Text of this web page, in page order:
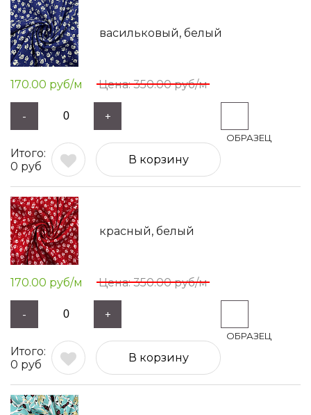
васильковый, белый
170.00 руб/м 350.00руб/м
- +
0 руб
В корзину
красный, белый
170.00 руб/м 350.00руб/м
- +
0 руб
В корзину